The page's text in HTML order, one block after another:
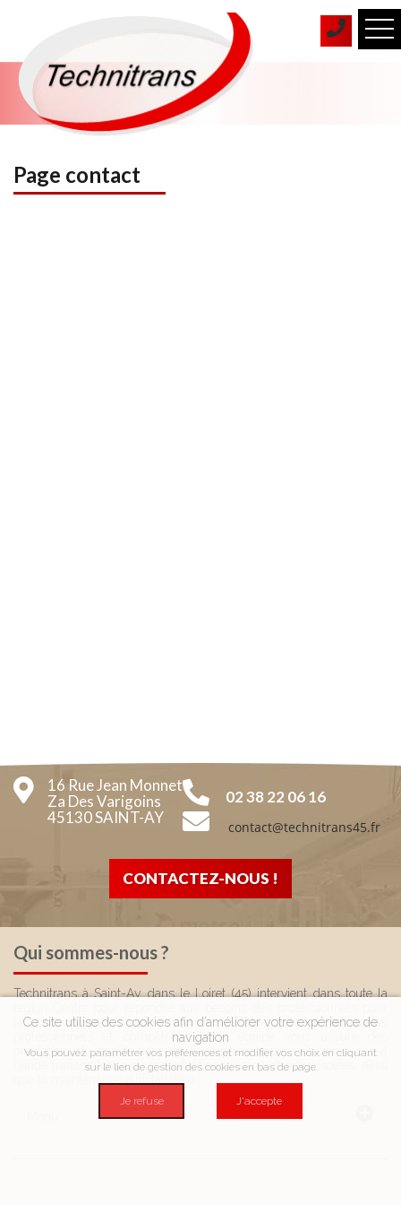
Page contact
16 Rue Jean Monnet
Za Des Varigoins
45130 SAINT-AY
02 38 22 06 16
CONTACTEZ-NOUS !
Qui sommes-nous ?
Technitrans à Saint-Ay dans le Loiret (45) intervient dans toute la
les convoyeurs à bande transporteuse. Composée de techniciens
professionnels et compétents, votre équipe vous assure des
prestations de qualité pour : la conception, la pose de convoyeur à
bande transporteuse de manutention vrac ou charges isolées, ainsi
que la maintenance d'installation.
Ce site utilise des cookies afin d’améliorer votre expérience de
navigation
Vous pouvez paramétrer vos préférences et modifier vos choix en cliquant
sur le lien de gestion des cookies en bas de page.
Je refuse J'accepte